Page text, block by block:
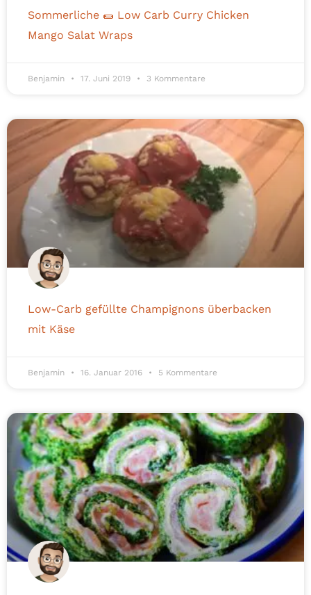
Sommerliche 🌯 Low Carb Curry Chicken
Mango Salat Wraps
Benjamin 17. Juni 2019 3 Kommentare
Low-Carb gefüllte Champignons überbacken
mit Käse
Benjamin 16. Januar 2016 5 Kommentare